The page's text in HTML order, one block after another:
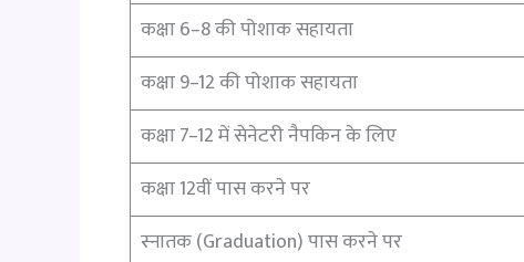
कक्षा 6–8 की पोशाक सहायता
कक्षा 9–12 की पोशाक सहायता
कक्षा 7–12 में सेनेटरी नैपकिन के लिए
कक्षा 12वीं पास करने पर
स्नातक (Graduation) पास करने पर